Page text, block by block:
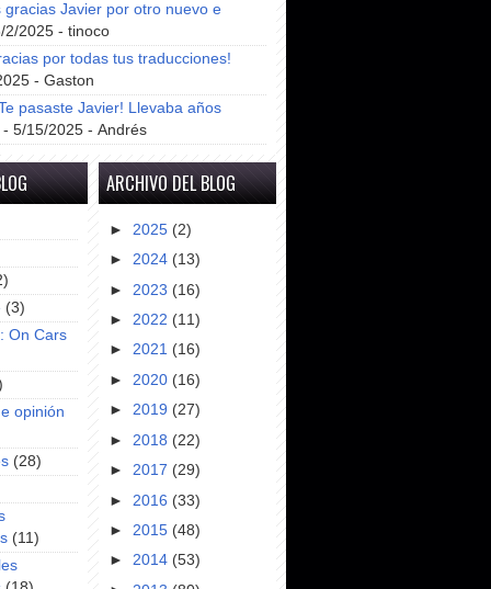
gracias Javier por otro nuevo e
2025 - tinoco
por todas tus traducciones!
- Gaston
pasaste Javier! Llevaba años
- 5/15/2025 - Andrés
(3)
On Cars
opinión
(28)
(11)
ARCHIVO DEL BLOG
► 2025 (2)
► 2024 (13)
► 2023 (16)
► 2022 (11)
► 2021 (16)
► 2020 (16)
► 2019 (27)
► 2018 (22)
► 2017 (29)
► 2016 (33)
► 2015 (48)
► 2014 (53)